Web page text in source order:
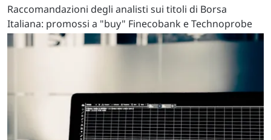
Raccomandazioni degli analisti sui titoli di Borsa
Italiana: promossi a "buy" Finecobank e Technoprobe